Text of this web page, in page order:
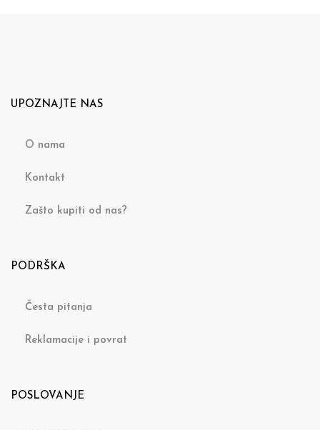
UPOZNAJTE NAS
O nama
Kontakt
Zašto kupiti od nas?
PODRŠKA
Česta pitanja
Reklamacije i povrat
POSLOVANJE